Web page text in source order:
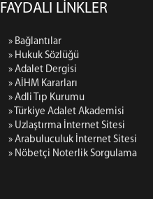
FAYDALI LİNKLER
» Bağlantılar
» Hukuk Sözlüğü
» Adalet Dergisi
» AİHM Kararları
» Adli Tıp Kurumu
» Türkiye Adalet Akademisi
» Uzlaştırma İnternet Sitesi
» Arabuluculuk İnternet Sitesi
» Nöbetçi Noterlik Sorgulama